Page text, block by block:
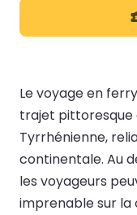
Le voyage en
trajet
Tyrrhénienne,
continentale. Au
les voyageurs
imprenable sur